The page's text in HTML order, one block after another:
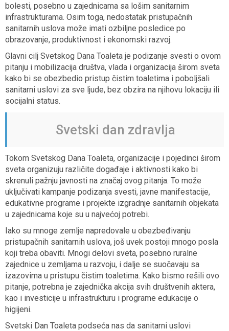
bolesti, posebno u zajednicama sa lošim sanitarnim
infrastrukturama. Osim toga, nedostatak pristupačnih
sanitarnih uslova može imati ozbiljne posledice po
obrazovanje, produktivnost i ekonomski razvoj.
Glavni cilj Svetskog Dana Toaleta je podizanje svesti o ovom
pitanju i mobilizacija društva, vlada i organizacija širom sveta
kako bi se obezbedio pristup čistim toaletima i poboljšali
sanitarni uslovi za sve ljude, bez obzira na njihovu lokaciju ili
socijalni status.
Svetski dan zdravlja
Tokom Svetskog Dana Toaleta, organizacije i pojedinci širom
sveta organizuju različite događaje i aktivnosti kako bi
skrenuli pažnju javnosti na značaj ovog pitanja. To može
uključivati kampanje podizanja svesti, javne manifestacije,
edukativne programe i projekte izgradnje sanitarnih objekata
u zajednicama koje su u najvećoj potrebi.
Iako su mnoge zemlje napredovale u obezbeđivanju
pristupačnih sanitarnih uslova, još uvek postoji mnogo posla
koji treba obaviti. Mnogi delovi sveta, posebno ruralne
zajednice u zemljama u razvoju, i dalje se suočavaju sa
izazovima u pristupu čistim toaletima. Kako bismo rešili ovo
pitanje, potrebna je zajednička akcija svih društvenih aktera,
kao i investicije u infrastrukturu i programe edukacije o
higijeni.
Svetski Dan Toaleta podseća nas da sanitarni uslovi